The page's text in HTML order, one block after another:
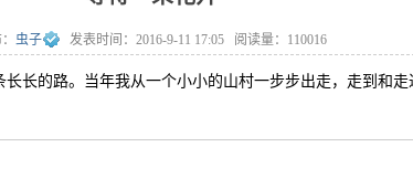
虫子 发表时间： 2016-9-11 17:05 阅读量： 110016
长的路。当年我从一个小小的山村一步步出走，走到和